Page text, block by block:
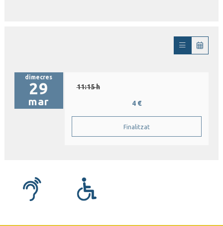
dimecres
29
mar
11:15 h
4 €
Finalitzat